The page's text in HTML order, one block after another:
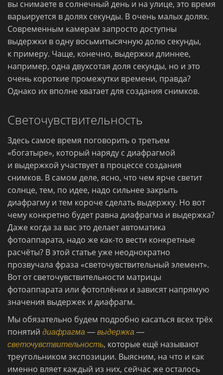
вы снимаете в солнечный день и на улице, это время
варьируется в долях секунды. В очень малых долях.
Современным камерам запросто доступны
выдержки в одну восьмитысячную долю секунды,
к примеру. Чаще, конечно, выдержки длиннее,
например, одна двухсотая доля секунды, но и это
очень короткие промежутки времени, правда?
Однако их вполне хватает для создания снимков.
Светочувствительность
Здесь самое время поговорить о третьем
«богатыре», который наряду с диафрагмой
и выдержкой участвует в процессе создания
снимков. В самом деле, ясно, что чем ярче светит
солнце, тем, по идее, надо сильнее закрыть
диафрагму и тем короче сделать выдержку. Но вот
чему конкретно будет равна диафрагма и выдержка?
Даже когда за вас это делает автоматика
фотоаппарата, надо же как-то вести конкретные
расчёты? В этой статье уже неоднократно
прозвучала фраза «светочувствительный элемент».
Вот от светочувствительности матрицы
фотоаппарата или фотоплёнки и зависят напрямую
значения выдержек и диафрагм.
Мы обязательно будем подробно касаться всех трёх
понятий диафрагма — выдержка —
светочувствительность, которые ещё называют
треугольником экспозиции. Выясним, на что и как
именно вляет каждый из них, сейчас же осталось